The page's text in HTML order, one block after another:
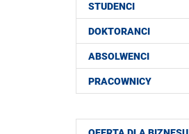
STUDENCI
DOKTORANCI
ABSOLWENCI
PRACOWNICY